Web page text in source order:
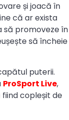
și joacă în
că ar exista
să promoveze în
să încheie
puterii.
ProSport Live,
fiind copleșit de